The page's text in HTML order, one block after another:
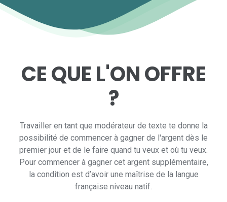
CE QUE L'ON OFFRE
?
Travailler en tant que modérateur de texte te donne la
possibilité de commencer à gagner de l'argent dès le
premier jour et de le faire quand tu veux et où tu veux.
Pour commencer à gagner cet argent supplémentaire,
la condition est d’avoir une maîtrise de la langue
française niveau natif.